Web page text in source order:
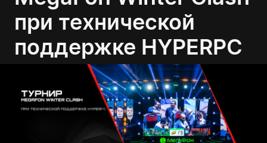
при технической
поддержке HYPERPC